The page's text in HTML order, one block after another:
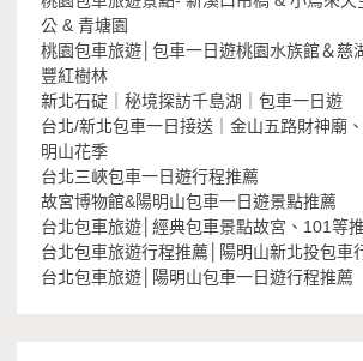
公 & 青塘園
桃園包車旅遊│包車一日遊桃園水族館＆慈
豐紅樹林
新北石碇｜秘境探訪千島湖｜包車一日遊
台北/新北包車一日接送｜金山五路財神廟
明山花季
台北三峽包車一日遊行程推薦
故宮博物館&陽明山包車一日遊景點推薦
台北包車旅遊│經典包車景點故宮、101等
台北包車旅遊行程推薦│陽明山新北投包車
台北包車旅遊│陽明山包車一日遊行程推薦